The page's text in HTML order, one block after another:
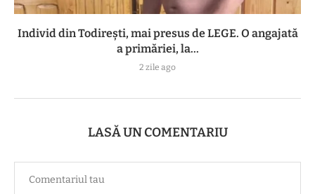
Individ din Todirești, mai presus de LEGE. O angajată
a primăriei, la...
2 zile ago
LASĂ UN COMENTARIU